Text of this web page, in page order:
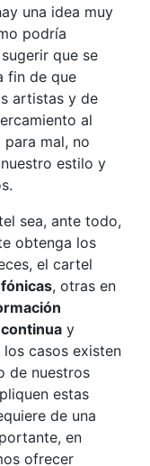
una idea muy
podría
que se
fin de que
artistas y de
al
mal, no
estilo y
sea, ante todo,
obtenga los
el cartel
, otras en
y
casos existen
de nuestros
estas
de una
en
ofrecer